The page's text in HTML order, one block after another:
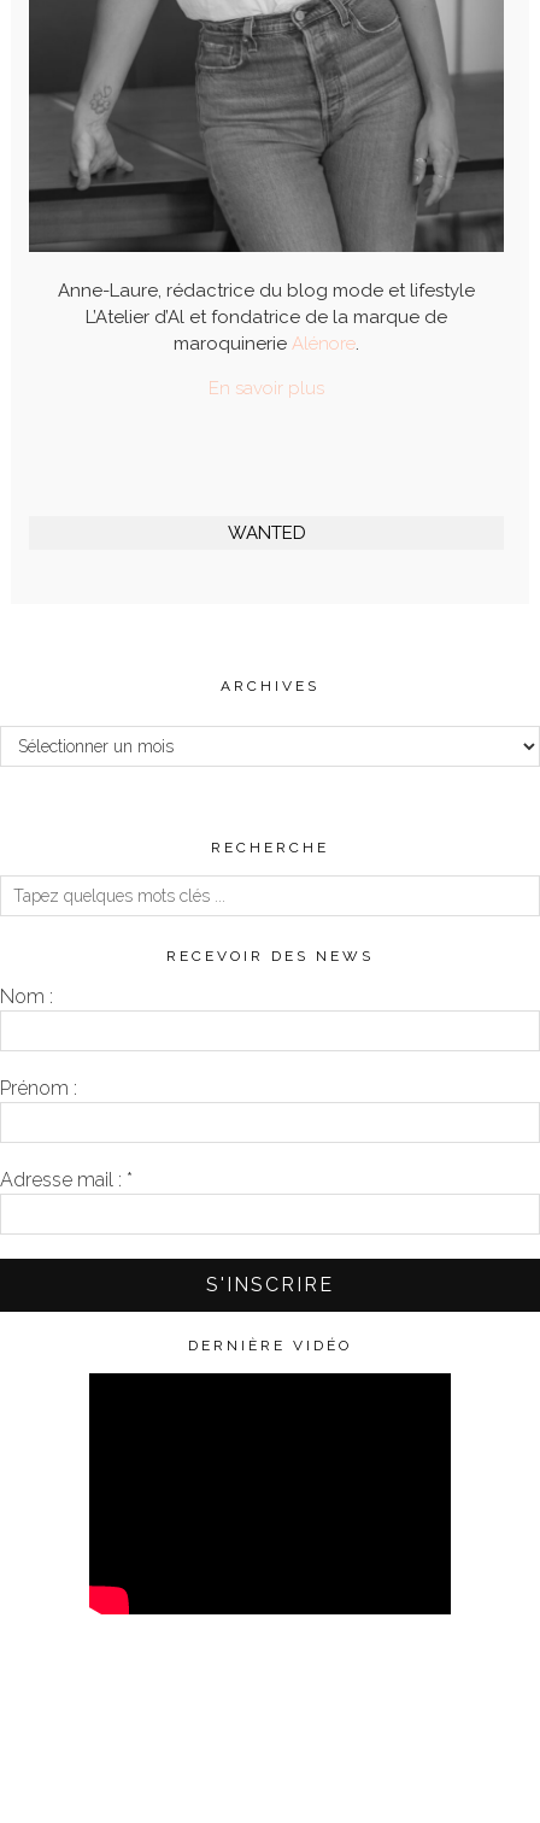
Anne-Laure, rédactrice du blog mode et lifestyle
L’Atelier d’Al et fondatrice de la marque de
maroquinerie Alénore.
En savoir plus
WANTED
ARCHIVES
Archives
RECHERCHE
RECEVOIR DES NEWS
Nom :
Prénom :
Adresse mail : *
DERNIÈRE VIDÉO